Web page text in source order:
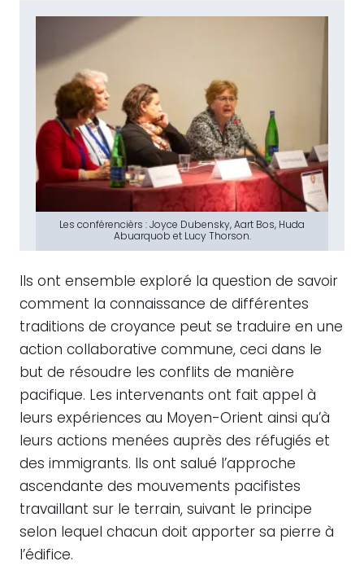
Les conférencièrs : Joyce Dubensky, Aart Bos, Huda
Abuarquob et Lucy Thorson.
Ils ont ensemble exploré la question de savoir
comment la connaissance de différentes
traditions de croyance peut se traduire en une
action collaborative commune, ceci dans le
but de résoudre les conflits de manière
pacifique. Les intervenants ont fait appel à
leurs expériences au Moyen-Orient ainsi qu’à
leurs actions menées auprès des réfugiés et
des immigrants. Ils ont salué l’approche
ascendante des mouvements pacifistes
travaillant sur le terrain, suivant le principe
selon lequel chacun doit apporter sa pierre à
l’édifice.